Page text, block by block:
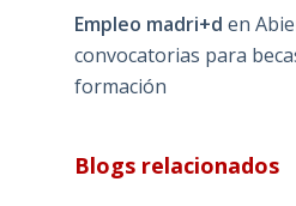
Empleo madri+d en
convocatorias para
formación
Blogs relacionados